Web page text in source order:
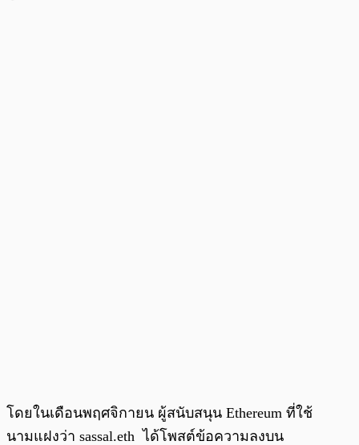
โดยในเดือนพฤศจิกายน ผู้สนับสนุน Ethereum ที่ใช้
นามแฝงว่า sassal.eth ได้โพสต์ข้อความลงบน